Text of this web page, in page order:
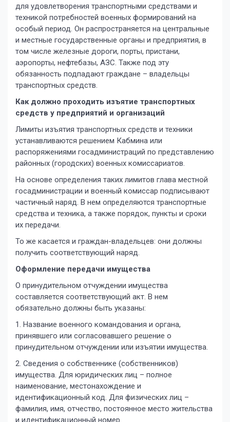
для удовлетворения транспортными средствами и
техникой потребностей военных формирований на
особый период. Он распространяется на центральные
и местные государственные органы и предприятия, в
том числе железные дороги, порты, пристани,
аэропорты, нефтебазы, АЗС. Также под эту
обязанность подпадают граждане – владельцы
транспортных средств.
Как должно проходить изъятие транспортных
средств у предприятий и организаций
Лимиты изъятия транспортных средств и техники
устанавливаются решением Кабмина или
распоряжениями госадминистраций по представлению
районных (городских) военных комиссариатов.
На основе определения таких лимитов глава местной
госадминистрации и военный комиссар подписывают
частичный наряд. В нем определяются транспортные
средства и техника, а также порядок, пункты и сроки
их передачи.
То же касается и граждан-владельцев: они должны
получить соответствующий наряд.
Оформление передачи имущества
О принудительном отчуждении имущества
составляется соответствующий акт. В нем
обязательно должны быть указаны:
1. Название военного командования и органа,
принявшего или согласовавшего решение о
принудительном отчуждении или изъятии имущества.
2. Сведения о собственнике (собственников)
имущества. Для юридических лиц – полное
наименование, местонахождение и
идентификационный код. Для физических лиц –
фамилия, имя, отчество, постоянное место жительства
и идентификационный номер.